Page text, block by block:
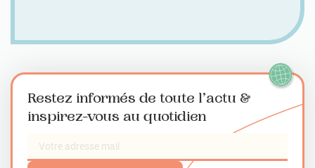
Restez informés de toute l’actu &
inspirez-vous au quotidien